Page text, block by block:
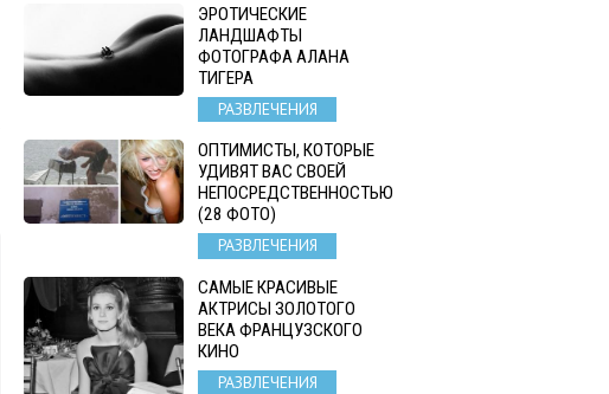
ЭРОТИЧЕСКИЕ
ЛАНДШАФТЫ
ФОТОГРАФА АЛАНА
ТИГЕРА
РАЗВЛЕЧЕНИЯ
ОПТИМИСТЫ, КОТОРЫЕ
УДИВЯТ ВАС СВОЕЙ
НЕПОСРЕДСТВЕННОСТЬЮ
(28 ФОТО)
РАЗВЛЕЧЕНИЯ
САМЫЕ КРАСИВЫЕ
АКТРИСЫ ЗОЛОТОГО
ВЕКА ФРАНЦУЗСКОГО
КИНО
РАЗВЛЕЧЕНИЯ